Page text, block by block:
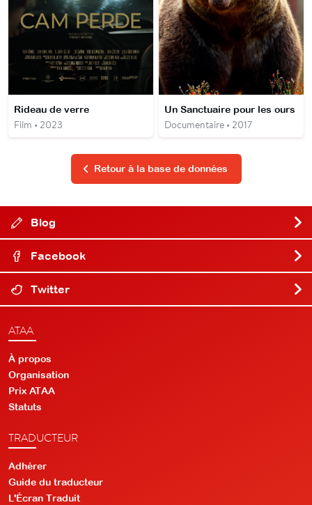
Rideau de verre
Film • 2023
Un Sanctuaire pour les ours
Documentaire • 2017
Retour à la base de données
Blog
Facebook
Twitter
ATAA
À propos
Organisation
Prix ATAA
Statuts
TRADUCTEUR
Adhérer
Guide du traducteur
L'Écran Traduit